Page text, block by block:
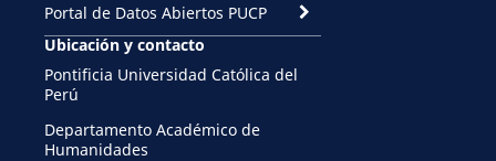
Portal de Datos Abiertos PUCP
Ubicación y contacto
Pontificia Universidad Católica del
Perú
Departamento Académico de
Humanidades